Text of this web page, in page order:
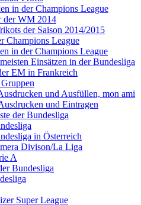
in der Champions League
der WM 2014
der Saison 2014/2015
Champions League
in der Champions League
Einsätzen in der Bundesliga
EM in Frankreich
und Ausfüllen, mon ami
und Eintragen
der Bundesliga
in Österreich
Divison/La Liga
A
Bundesliga
Super League